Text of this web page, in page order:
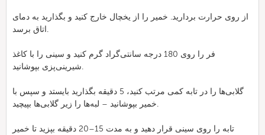
از روی حرارت بردارید. خمیر را از یخچال خارج کنید و بگذارید به دمای
اتاق برسد.
فر را روی 180 درجه سانتی‌گراد گرم کنید و سینی را با کاغذ
شیرینی‌پزی بپوشانید.
گلابی‌ها را در تابه کمی مرتب کنید، 5 دقیقه بگذارید بایستد و سپس با
خمیر بپوشانید – لبه‌ها را زیر گلابی‌ها بپیچید.
تابه را روی سینی قرار دهید و به مدت 15–20 دقیقه بپزید تا خمیر